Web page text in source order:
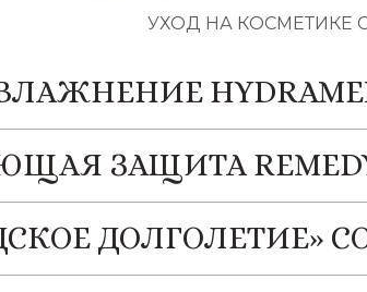
УХОД НА КОСМЕТИКЕ
ЗАЩИТА REMEDY
ДОЛГОЛЕТИЕ»